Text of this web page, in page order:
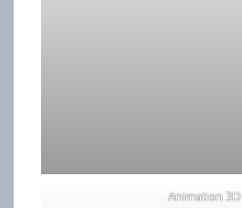
Animation 3D